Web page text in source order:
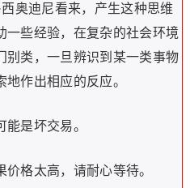
奥迪尼看来，产生这种思维
一些经验，在复杂的社会环境
别类，一旦辨识到某一类事物
作出相应的反应。
是坏交易。
格太高，请耐心等待。